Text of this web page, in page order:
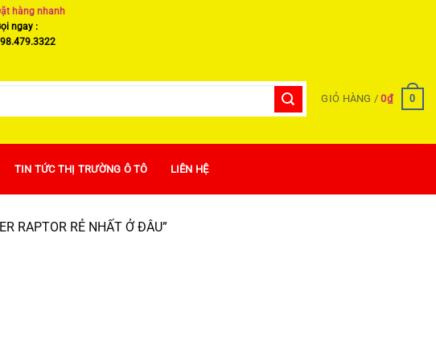
hàng nhanh
ngay :
GIỎ HÀNG /0₫ 0
TIN TỨC THỊ TRƯỜNG Ô TÔ LIÊN HỆ
RAPTOR RẺ NHẤT Ở ĐÂU”